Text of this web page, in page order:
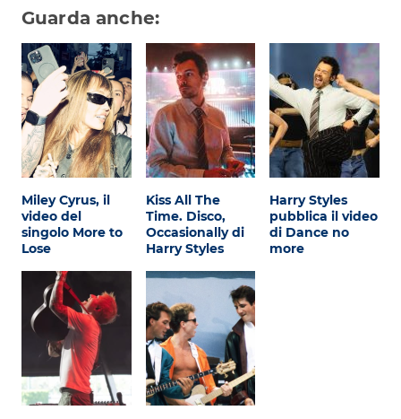
Guarda anche:
Miley Cyrus, il
video del
singolo More to
Lose
Kiss All The
Time. Disco,
Occasionally di
Harry Styles
Harry Styles
pubblica il video
di Dance no
more